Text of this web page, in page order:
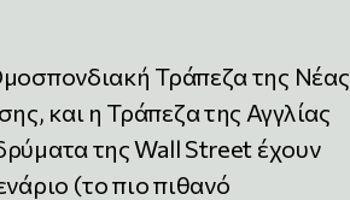
Τράπεζα της Νέας
και η Τράπεζα της Αγγλίας
της Wall Street έχουν
(το πιο πιθανό